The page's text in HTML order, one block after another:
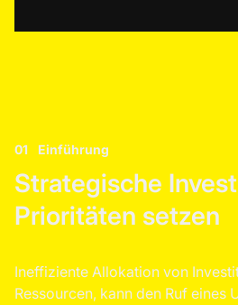
01 Einführung
Strategische
Prioritäten setzen
Ineffiziente Allokation von
Ressourcen, kann den Ruf eines